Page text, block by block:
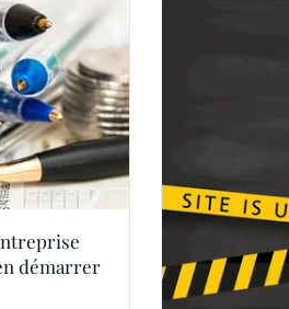
démarrer